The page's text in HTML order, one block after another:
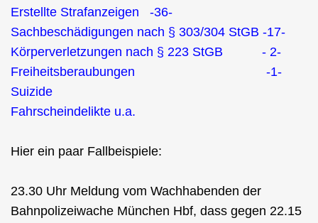
Erstellte Strafanzeigen -36-
Sachbeschädigungen nach § 303/304 StGB -17-
Körperverletzungen nach § 223 StGB - 2-
Freiheitsberaubungen -1-
Suizide
Fahrscheindelikte u.a.
Hier ein paar Fallbeispiele:
23.30 Uhr Meldung vom Wachhabenden der
Bahnpolizeiwache München Hbf, dass gegen 22.15